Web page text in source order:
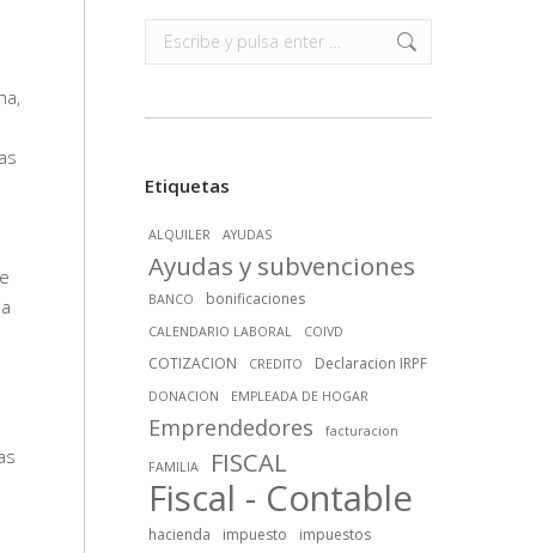
Buscar:
Etiquetas
ALQUILER AYUDAS
Ayudas y subvenciones
BANCO bonificaciones
CALENDARIO LABORAL COIVD
COTIZACION CREDITO Declaracion IRPF
DONACION EMPLEADA DE HOGAR
Emprendedores facturacion
FAMILIA FISCAL
Fiscal - Contable
hacienda impuesto
impuestos